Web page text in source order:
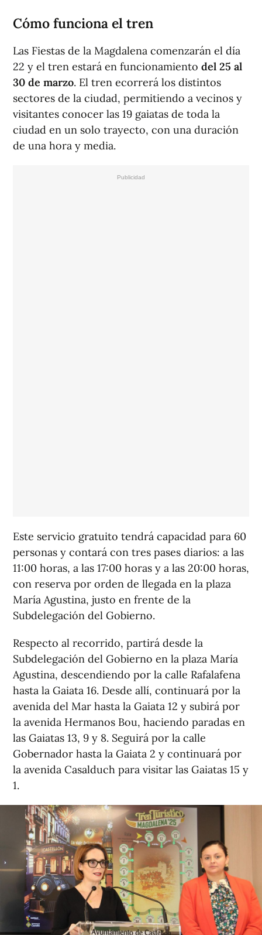
Cómo funciona el tren
Las Fiestas de la Magdalena comenzarán el día
22 y el tren estará en funcionamiento del 25 al
30 de marzo. El tren ecorrerá los distintos
sectores de la ciudad, permitiendo a vecinos y
visitantes conocer las 19 gaiatas de toda la
ciudad en un solo trayecto, con una duración
de una hora y media.
Este servicio gratuito tendrá capacidad para 60
personas y contará con tres pases diarios: a las
11:00 horas, a las 17:00 horas y a las 20:00 horas,
con reserva por orden de llegada en la plaza
María Agustina, justo en frente de la
Subdelegación del Gobierno.
Respecto al recorrido, partirá desde la
Subdelegación del Gobierno en la plaza María
Agustina, descendiendo por la calle Rafalafena
hasta la Gaiata 16. Desde allí, continuará por la
avenida del Mar hasta la Gaiata 12 y subirá por
la avenida Hermanos Bou, haciendo paradas en
las Gaiatas 13, 9 y 8. Seguirá por la calle
Gobernador hasta la Gaiata 2 y continuará por
la avenida Casalduch para visitar las Gaiatas 15 y
1.